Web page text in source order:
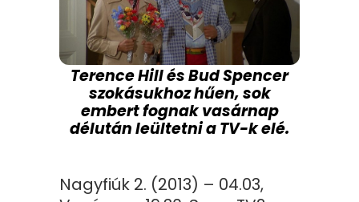
Terence Hill és Bud Spencer
szokásukhoz hűen, sok
embert fognak vasárnap
délután leültetni a TV-k elé.
Nagyfiúk 2. (2013) – 04.03,